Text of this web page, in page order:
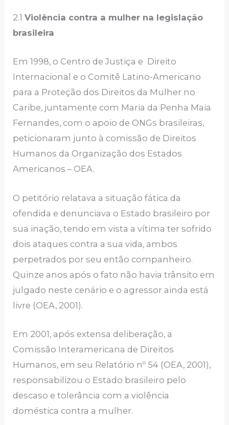
2.1Violência contra a mulher na legislação
brasileira
Em 1998, o Centro de Justiça e Direito
Internacional e o Comitê Latino-Americano
para a Proteção dos Direitos da Mulher no
Caribe, juntamente com Maria da Penha Maia
Fernandes, com o apoio de ONGs brasileiras,
peticionaram junto à comissão de Direitos
Humanos da Organização dos Estados
Americanos – OEA.
O petitório relatava a situação fática da
ofendida e denunciava o Estado brasileiro por
sua inação, tendo em vista a vítima ter sofrido
dois ataques contra a sua vida, ambos
perpetrados por seu então companheiro.
Quinze anos após o fato não havia trânsito em
julgado neste cenário e o agressor ainda está
livre (OEA, 2001).
Em 2001, após extensa deliberação, a
Comissão Interamericana de Direitos
Humanos, em seu Relatório nº 54 (OEA, 2001),
responsabilizou o Estado brasileiro pelo
descaso e tolerância com a violência
doméstica contra a mulher.